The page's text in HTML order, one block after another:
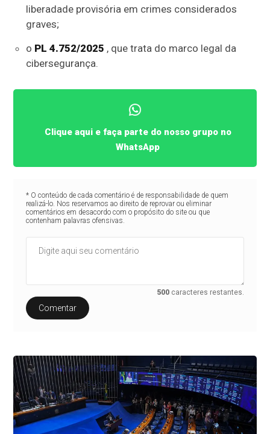
liberadade provisória em crimes considerados
graves;
o PL 4.752/2025 , que trata do marco legal da
cibersegurança.
Clique aqui e faça parte do nosso grupo no
WhatsApp
* O conteúdo de cada comentário é de responsabilidade de quem
realizá-lo. Nos reservamos ao direito de reprovar ou eliminar
comentários em desacordo com o propósito do site ou que
contenham palavras ofensivas.
500 caracteres restantes.
Comentar